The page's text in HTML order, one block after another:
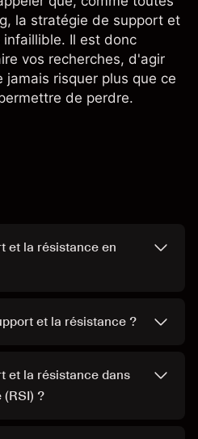
la stratégie de support et
Il est donc
vos recherches, d'agir
risquer plus que ce
de perdre.
et la résistance en
et la résistance ?
et la résistance dans
?